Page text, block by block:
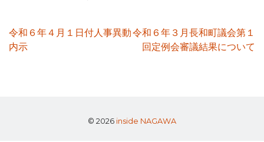
投
令和６年４月１日付人事異動
内示
令和６年３月長和町議会第１
回定例会審議結果について
© 2026 inside NAGAWA